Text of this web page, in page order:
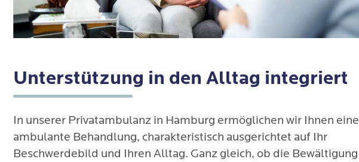
Unterstützung in den Alltag integriert
In unserer Privatambulanz in Hamburg ermöglichen wir Ihnen eine
ambulante Behandlung, charakteristisch ausgerichtet auf Ihr
Beschwerdebild und Ihren Alltag. Ganz gleich, ob die Bewältigung